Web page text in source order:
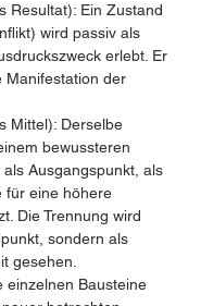
Resultat): Ein Zustand
wird passiv als
erlebt. Er
Manifestation der
Mittel): Derselbe
bewussteren
Ausgangspunkt, als
für eine höhere
Die Trennung wird
sondern als
gesehen.
einzelnen Bausteine